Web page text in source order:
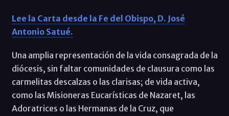
Lee la Carta desde la Fe del Obispo, D. José
Antonio Satué.
Una amplia representación de la vida consagrada de la
diócesis, sin faltar comunidades de clausura como las
carmelitas descalzas o las clarisas; de vida activa,
como las Misioneras Eucarísticas de Nazaret, las
Adoratrices o las Hermanas de la Cruz, que